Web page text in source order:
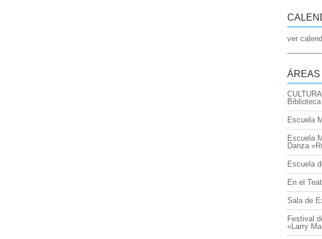
ver
ÁREAS
CULTURA
Biblioteca
Escuela
Escuela
Danza
Escuela
En el
Sala de
Festival
«Larry